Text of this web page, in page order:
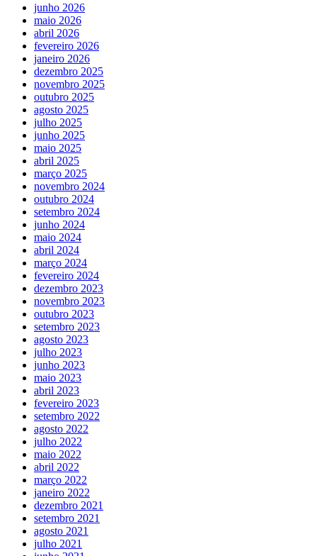
junho 2026
maio 2026
abril 2026
fevereiro 2026
janeiro 2026
dezembro 2025
novembro 2025
outubro 2025
agosto 2025
julho 2025
junho 2025
maio 2025
abril 2025
março 2025
novembro 2024
outubro 2024
setembro 2024
junho 2024
maio 2024
abril 2024
março 2024
fevereiro 2024
dezembro 2023
novembro 2023
outubro 2023
setembro 2023
agosto 2023
julho 2023
junho 2023
maio 2023
abril 2023
fevereiro 2023
setembro 2022
agosto 2022
julho 2022
maio 2022
abril 2022
março 2022
janeiro 2022
dezembro 2021
setembro 2021
agosto 2021
julho 2021